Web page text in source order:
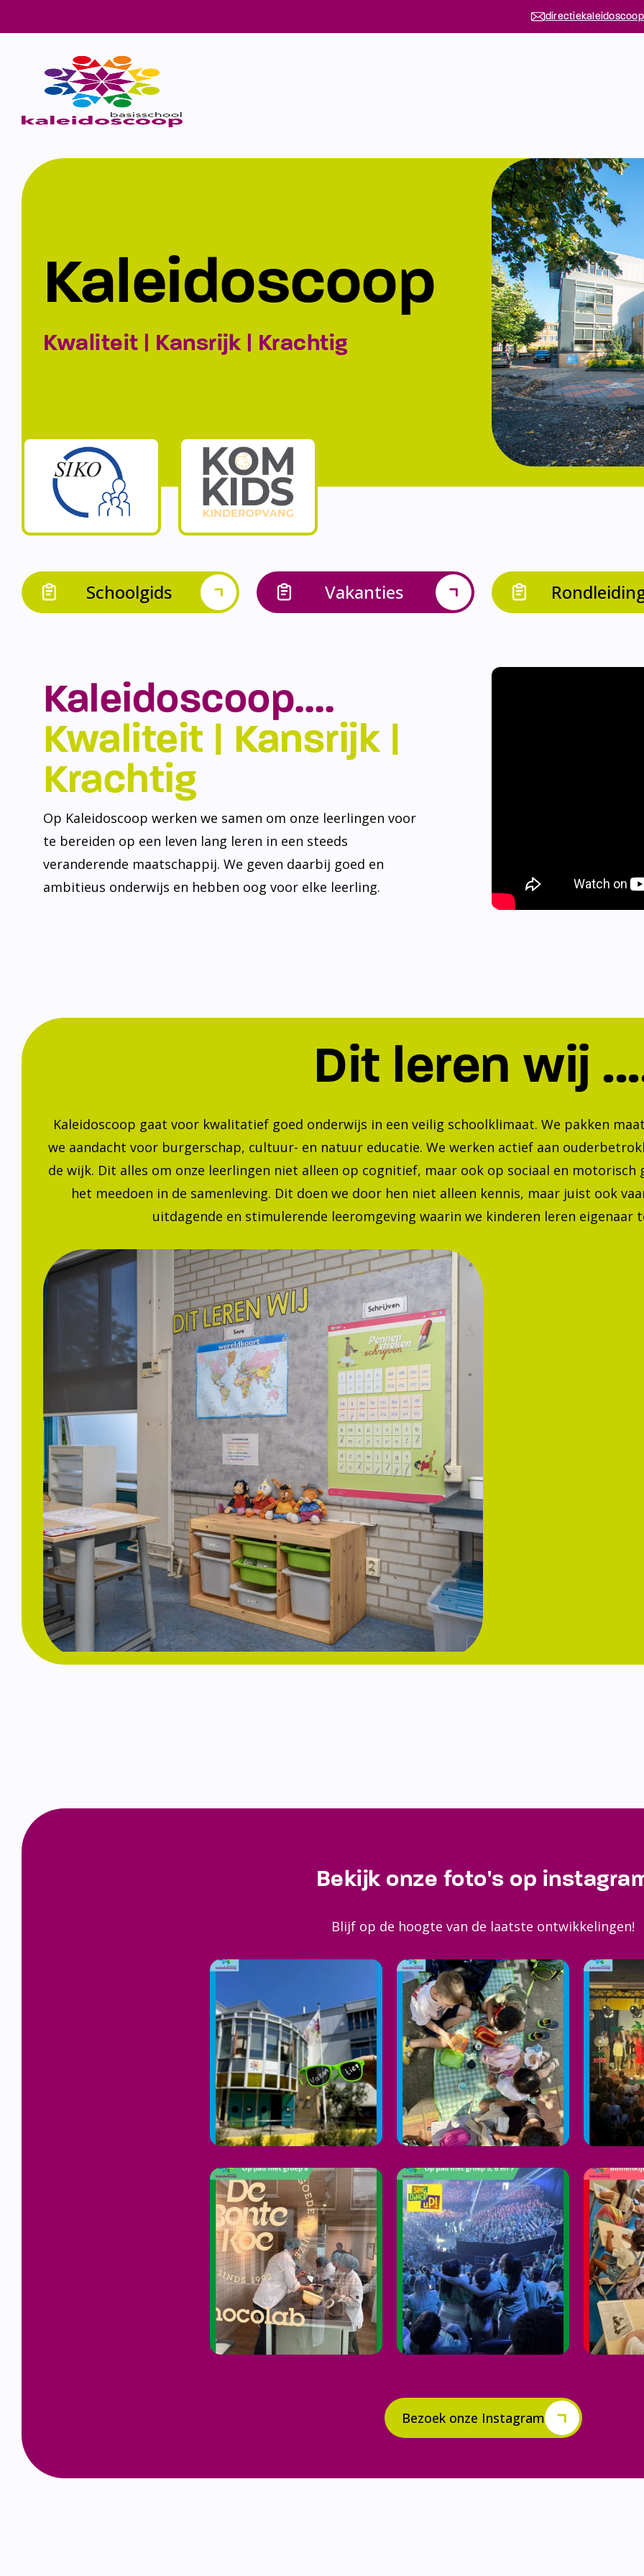
Kaleidoscoop
Kwaliteit | Kansrijk | Krachtig
Schoolgids Vakanties
Kaleidoscoop….
Kwaliteit | Kansrijk |
Krachtig
Op Kaleidoscoop werken we samen om onze leerlingen voor
te bereiden op een leven lang leren in een steeds
veranderende maatschappij. We geven daarbij goed en
ambitieus onderwijs en hebben oog voor elke leerling.
Dit leren wij
Kaleidoscoop gaat voor kwalitatief goed onderwijs in een veilig schoolklimaat. We pakken
we aandacht voor burgerschap, cultuur- en natuur educatie. We werken actief aan
de wijk. Dit alles om onze leerlingen niet alleen op cognitief, maar ook op sociaal en
het meedoen in de samenleving. Dit doen we door hen niet alleen kennis, maar juist ook
uitdagende en stimulerende leeromgeving waarin we kinderen leren eigenaar
Bekijk onze foto's op
Blijf op de hoogte van de laatste ontwikkelingen!
Bezoek onze Instagram